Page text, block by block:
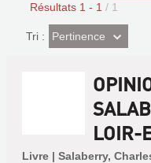
Résultats 1 - 1 / 1
Tri : (Effet
imédiat)
Pertinence
LOIR-
Livre | Salaberry,